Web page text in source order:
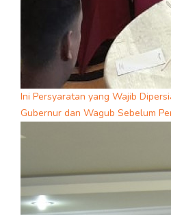
Ini Persyaratan yang Wajib
Gubernur dan Wagub Sebelum